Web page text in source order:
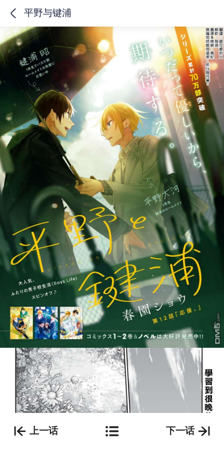
平野与键浦
上一话 下一话